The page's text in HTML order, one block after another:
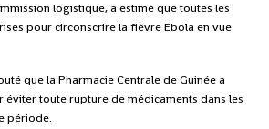
logistique, a estimé que toutes les
pour circonscrire la fièvre Ebola en vue
que la Pharmacie Centrale de Guinée a
toute rupture de médicaments dans les
période.